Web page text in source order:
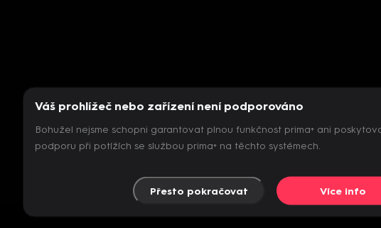
Váš prohlížeč nebo zařízení není podporováno
Bohužel nejsme schopni garantovat plnou funkčnost prima+ ani
podporu při potížích se službou prima+ na těchto systémech.
Přesto pokračovat Více info